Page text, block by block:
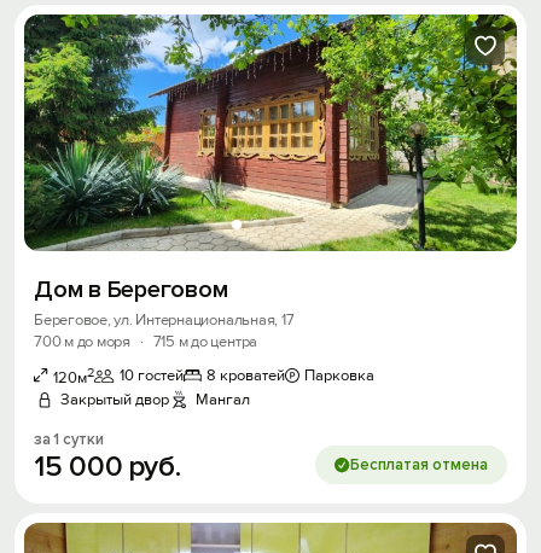
Дом в Береговом
Береговое, ул. Интернациональная, 17
700 м до моря
· 715 м до центра
120м2 10 гостей 8 кроватей
Парковка
Закрытый двор
Мангал
за 1 сутки
15 000 руб. Бесплатая отмена